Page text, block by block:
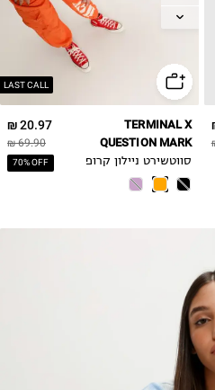
LAST CALL
L
20.97 ₪
69.90 ₪
70% OFF
TERMINAL X
QUESTION MARK
סווטשירט ניילון קרופ